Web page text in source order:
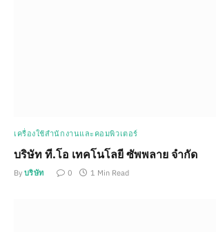
เครื่องใช้สำนักงานและคอมพิวเตอร์
บริษัท ที.โอ เทคโนโลยี ซัพพลาย จำกัด
By บริษัท 0 1 Min Read